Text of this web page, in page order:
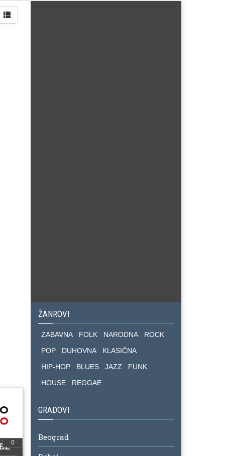
0
ŽANROVI
ZABAVNA FOLK NARODNA
ROCK
POP
DUHOVNA
KLASIČNA
HIP-HOP
BLUES JAZZ
FUNK
HOUSE
REGGAE
GRADOVI
Beograd